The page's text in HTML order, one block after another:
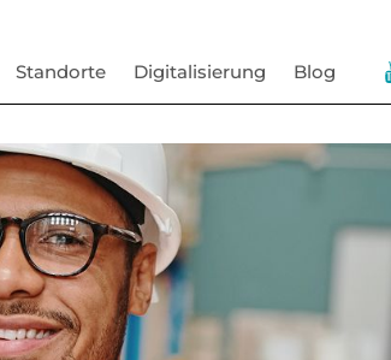
Standorte Digitalisierung Blog